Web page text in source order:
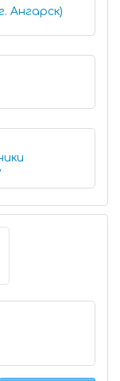
Ангарск)